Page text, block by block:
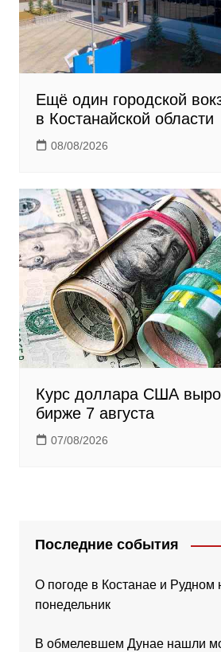
Ещё один городской
в Костанайской области
08/08/2026
Курс доллара США
бирже 7 августа
07/08/2026
Последние события
О погоде в Костанае и Рудном
понедельник
В обмелевшем Дунае нашли